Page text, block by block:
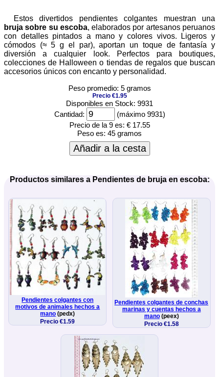
Estos divertidos pendientes colgantes muestran una
bruja sobre su escoba, elaborados por artesanos peruanos
con detalles pintados a mano y colores vivos. Ligeros y
cómodos (≈ 5 g el par), aportan un toque de fantasía y
diversión a cualquier look. Perfectos para boutiques,
colecciones de Halloween o tiendas de regalos que buscan
accesorios únicos con encanto y personalidad.
Peso promedio: 5 gramos
Precio €1.95
Disponibles en Stock: 9931
Cantidad:
(máximo 9931)
Precio de la 9 es: € 17.55
Peso es: 45 gramos
Añadir a la cesta
Productos similares a Pendientes de bruja en escoba:
Pendientes colgantes con
motivos de animales hechos a
mano (pedx)
Precio €1.59
Pendientes colgantes de conchas
marinas y cuentas hechos a
mano(peex)
Precio €1.58